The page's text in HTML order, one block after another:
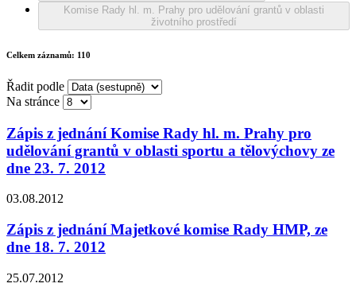
Komise Rady hl. m. Prahy pro udělování grantů v oblasti
životního prostředí
Celkem záznamů: 110
Řadit podle
Na stránce
Zápis z jednání Komise Rady hl. m. Prahy pro
udělování grantů v oblasti sportu a tělovýchovy ze
dne 23. 7. 2012
03.08.2012
Zápis z jednání Majetkové komise Rady HMP, ze
dne 18. 7. 2012
25.07.2012